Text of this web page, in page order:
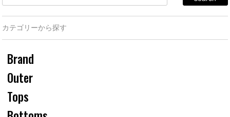
カテゴリーから探す
Brand
Outer
Tops